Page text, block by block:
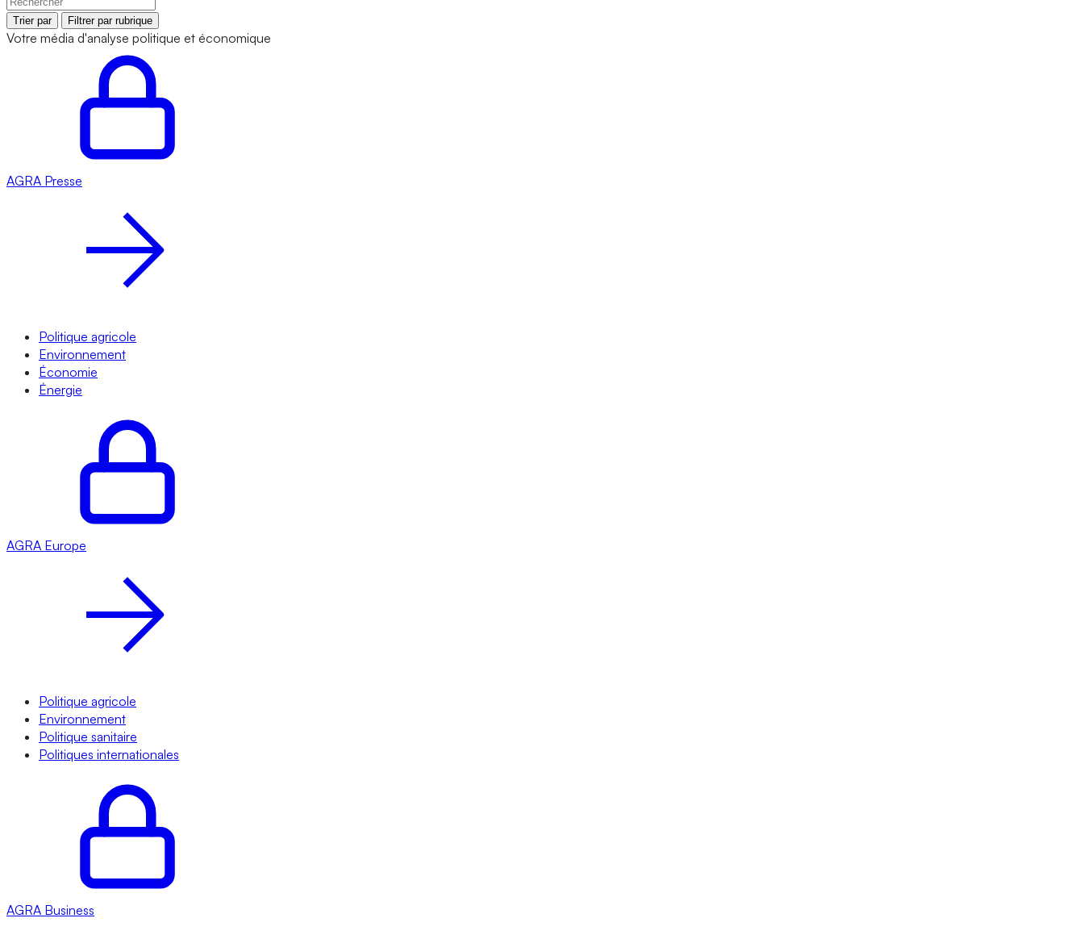
Trier par Filtrer par rubrique
Votre média d'analyse politique et économique
AGRA Presse
Politique agricole
Environnement
Économie
Énergie
AGRA Europe
Politique agricole
Environnement
Politique sanitaire
Politiques internationales
AGRA Business